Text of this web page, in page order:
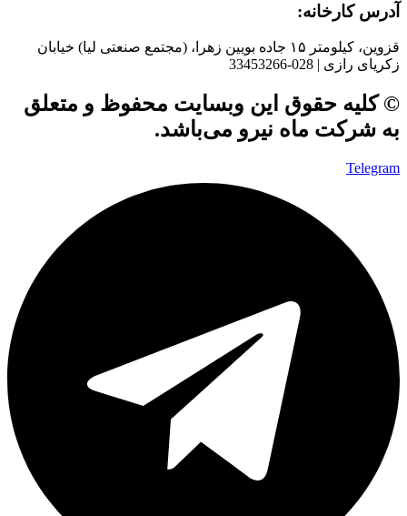
آدرس کارخانه:
قزوین، کیلومتر ۱۵ جاده بويین زهرا، (مجتمع صنعتی لیا) خیابان
زکریای رازی | 028-33453266
© کلیه حقوق این وبسایت محفوظ و متعلق
به شرکت ماه نیرو می‌باشد.
Telegram